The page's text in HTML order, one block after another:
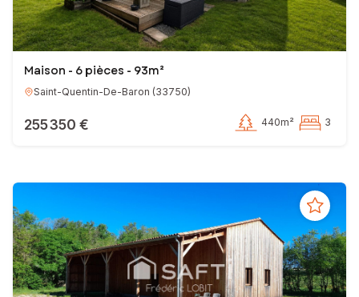
Maison - 6 pièces - 93m²
Saint-Quentin-De-Baron (33750)
255 350 € 440m² 3